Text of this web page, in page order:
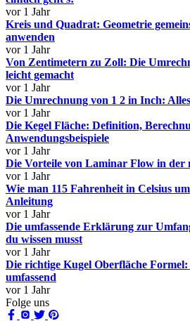
vor 1 Jahr
Kreis und Quadrat: Geometrie
anwenden
vor 1 Jahr
Von Zentimetern zu Zoll: Die
leicht gemacht
vor 1 Jahr
Die Umrechnung von 1 2 in Inch:
vor 1 Jahr
Die Kegel Fläche: Definition,
Anwendungsbeispiele
vor 1 Jahr
Die Vorteile von Laminar Flow in der
vor 1 Jahr
Wie man 115 Fahrenheit in Celsius
Anleitung
vor 1 Jahr
Die umfassende Erklärung zur
du wissen musst
vor 1 Jahr
Die richtige Kugel Oberfläche
umfassend
vor 1 Jahr
Folge uns